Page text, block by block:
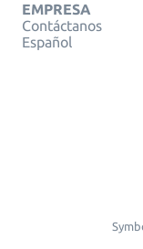
EMPRESA
Contáctanos
Español